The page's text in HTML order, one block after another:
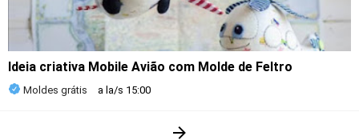
Ideia criativa Mobile Avião com Molde de Feltro
Moldes grátis a la/s 15:00